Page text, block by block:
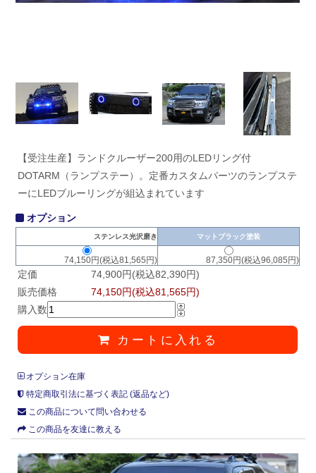
【受注生産】ランドクルーザー200用のLEDリング付
DOTARM（ランプステー）。定番カスタムパーツのランプステ
ーにLEDブルーリングが組込まれています
オプション
ステンレス光沢磨き マットブラック塗装
74,150円(税込81,565円) 87,350円(税込96,085円)
定価
74,900円(税込82,390円)
販売価格
74,150円(税込81,565円)
購入数
カートに入れる
オプション在庫
特定商取引法に基づく表記 (返品など)
この商品について問い合わせる
この商品を友達に教える